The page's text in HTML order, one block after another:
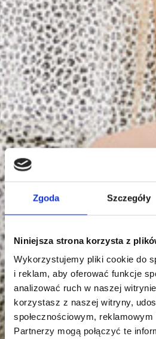
Zgoda Szczegóły
Niniejsza strona korzysta z
Wykorzystujemy pliki cookie do
i reklam, aby oferować funkcje
analizować ruch w naszej
korzystasz z naszej witryny,
społecznościowym,
Partnerzy mogą połączyć te